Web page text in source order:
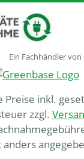
Ein Fachhändler von
Preise inkl.
zzgl.
anders